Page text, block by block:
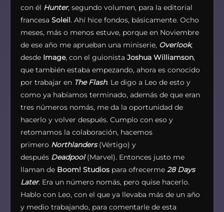
con él Hunter, segundo volumen, para la editorial
francesa Soleil. Ahí hice fondos, básicamente. Ocho
meses, más o menos estuve, porque en Noviembre
de ese año me aprueban una miniserie, Overlook,
desde Image, con el guionista Joshua Williamson,
que también estaba empezando, ahora es conocido
por trabajar en The Flash. Le digo a Leo de esto y
como ya habíamos terminado, además de que eran
tres números nomás, me da la oportunidad de
hacerlo y volver después. Cumplo con eso y
retomamos la colaboración, hacemos
primero Northlanders(Vértigo) y
después Deadpool (Marvel). Entonces justo me
llaman de Boom! Studios para ofrecerme 28 Days
Later. Era un número nomás, pero quise hacerlo.
Hablo con Leo, con el que ya llevaba más de un año
y medio trabajando, para comentarle de esta